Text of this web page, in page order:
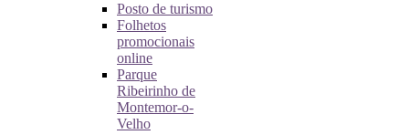
Posto de turismo
Folhetos
promocionais
online
Parque
Ribeirinho de
Montemor-o-
Velho